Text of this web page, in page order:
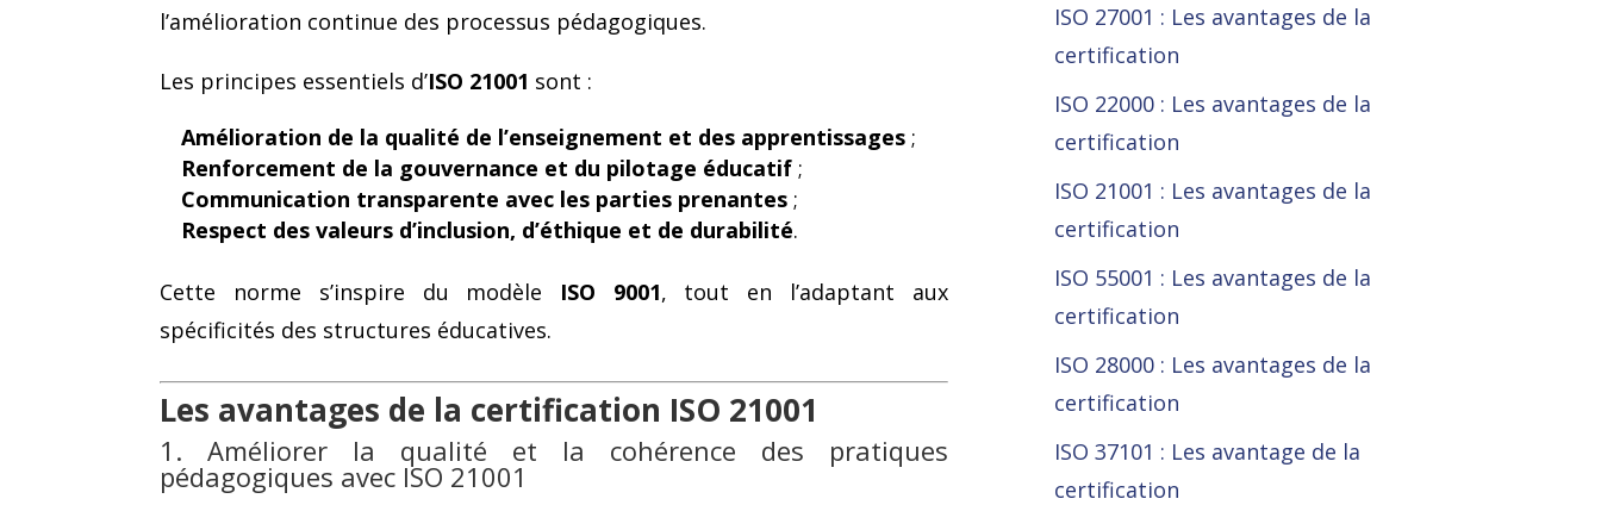
l’amélioration continue des processus pédagogiques.
Les principes essentiels d’ISO 21001 sont :
Amélioration de la qualité de l’enseignement et des apprentissages ;
Renforcement de la gouvernance et du pilotage éducatif ;
Communication transparente avec les parties prenantes ;
Respect des valeurs d’inclusion, d’éthique et de durabilité.
Cette norme s’inspire du modèle ISO 9001, tout en l’adaptant aux
spécificités des structures éducatives.
Les avantages de la certification ISO 21001
1. Améliorer la qualité et la cohérence des pratiques
pédagogiques avec ISO 21001
ISO 27001 : Les avantages de la
certification
ISO 22000 : Les avantages de la
certification
ISO 21001 : Les avantages de la
certification
ISO 55001 : Les avantages de la
certification
ISO 28000 : Les avantages de la
certification
ISO 37101 : Les avantage de la
certification